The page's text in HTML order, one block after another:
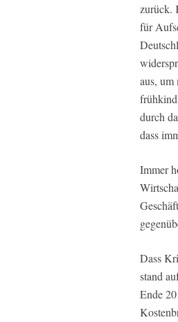
zurück.
für
aus, um
durch
dass
Immer
Dass
stand
Ende